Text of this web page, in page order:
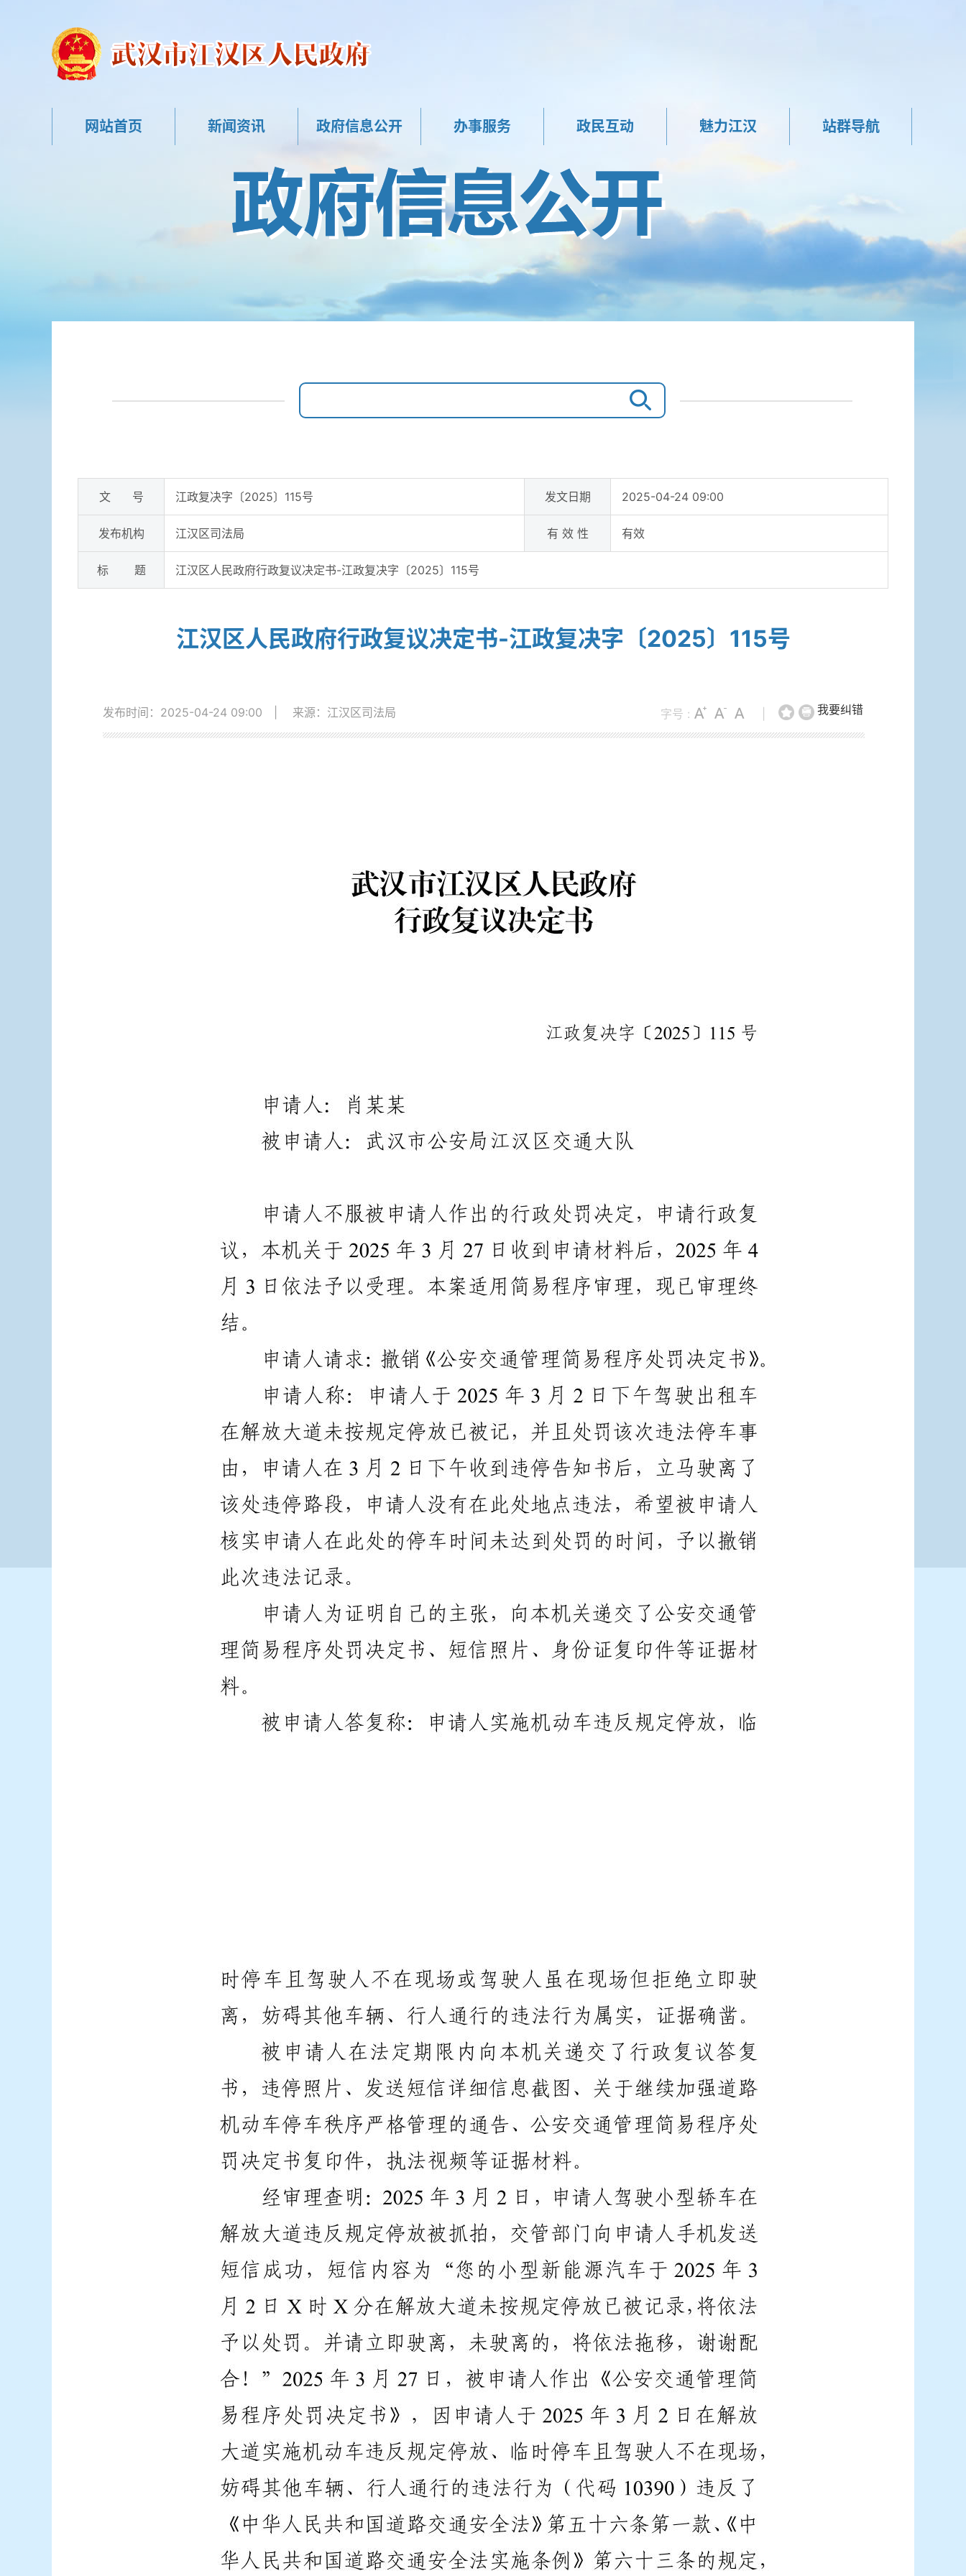
网站首页 新闻资讯 政府信息公开 办事服务 政民互动 魅力江汉 站群导航
文 号 江政复决字〔2025〕115号 发文日期 2025-04-24 09:00
发布机构 江汉区司法局 有 效 性 有效
标 题 江汉区人民政府行政复议决定书-江政复决字〔2025〕115号
江汉区人民政府行政复议决定书-江政复决字〔2025〕115号
我要纠错
字号 :
发布时间：2025-04-24 09:00 来源：江汉区司法局